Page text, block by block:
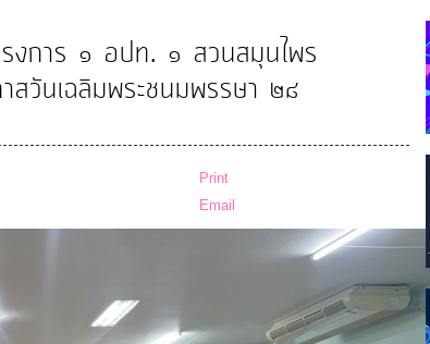
รงการ ๑ อปท. ๑ สวนสมุนไพร
าสวันเฉลิมพระชนมพรรษา ๒๘
Print
Email